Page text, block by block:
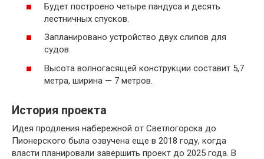
Будет построено четыре пандуса и десять
лестничных спусков.
Запланировано устройство двух слипов для
судов.
Высота волногасящей конструкции составит 5,7
метра, ширина — 7 метров.
История проекта
Идея продления набережной от Светлогорска до
Пионерского была озвучена еще в 2018 году, когда
власти планировали завершить проект до 2025 года. В